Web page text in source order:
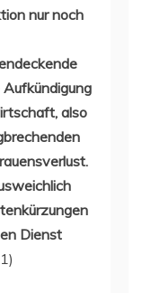
nur noch
also
Dienst